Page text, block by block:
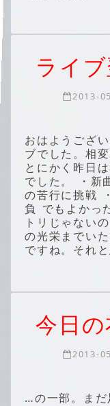
ライ
2013-
おはようござ
ブでした。相
とにかく昨日
でした。 ・新
の苦行に挑戦
負 でもよかっ
トリじゃない
の光栄までい
ですね。それ
今日の
2013-
…の一部。まだ